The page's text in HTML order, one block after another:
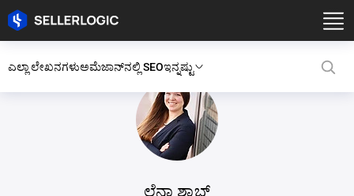
ಎಲ್ಲಾ ಲೇಖನಗಳುಅಮೆಜಾನ್‌ನಲ್ಲಿ SEOಇನ್ನಷ್ಟು
ಲೆನಾ ಶ್ವಾಬ್